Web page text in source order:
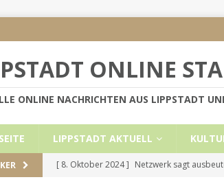
ONLINE
ONLINE NACHRICHTEN AUS LIPPSTADT
LIPPSTADT AKTUELL
[ 8. Oktober 2024 ] Netzwerk sagt